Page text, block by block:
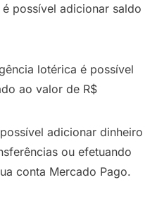
possível adicionar saldo
lotérica é possível
ao valor de R$
adicionar dinheiro
ou efetuando
conta Mercado Pago.